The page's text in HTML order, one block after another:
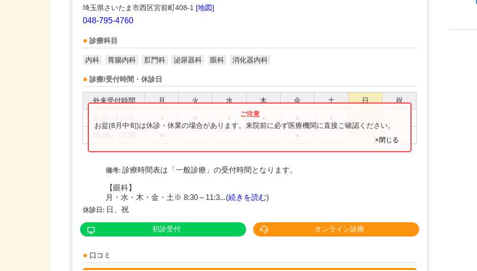
埼玉県さいたま市西区宮前町408-1 [地図]
048-795-4760
診療科目
内科 胃腸内科 肛門科 泌尿器科 眼科 消化器内科
診療/受付時間・休診日
外来受付時間 月 火 水 木 金 土 日 祝
お盆(8月中旬)は休診・休業の場合があります。来院前に必ず医療機関に直接ご確認ください。
×閉じる
備考: 診療時間表は「一般診療」の受付時間となります。
【眼科】
月・水・木・金・土※ 8:30～11:3...(続きを読む)
休診日: 日、祝
初診受付 オンライン診療
口コミ